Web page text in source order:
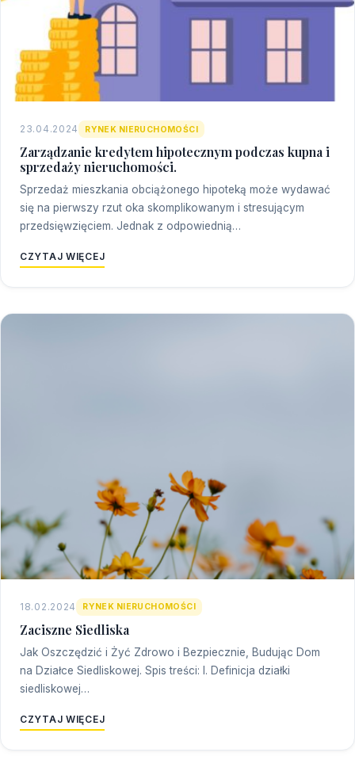
23.04.2024 RYNEK NIERUCHOMOŚCI
Zarządzanie kredytem hipotecznym podczas kupna i
sprzedaży nieruchomości.
Sprzedaż mieszkania obciążonego hipoteką może wydawać
się na pierwszy rzut oka skomplikowanym i stresującym
przedsięwzięciem. Jednak z odpowiednią…
CZYTAJ WIĘCEJ
18.02.2024 RYNEK NIERUCHOMOŚCI
Zaciszne Siedliska
Jak Oszczędzić i Żyć Zdrowo i Bezpiecznie, Budując Dom
na Działce Siedliskowej. Spis treści: I. Definicja działki
siedliskowej…
CZYTAJ WIĘCEJ